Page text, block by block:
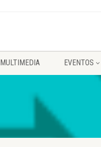
MULTIMEDIA EVENTOS